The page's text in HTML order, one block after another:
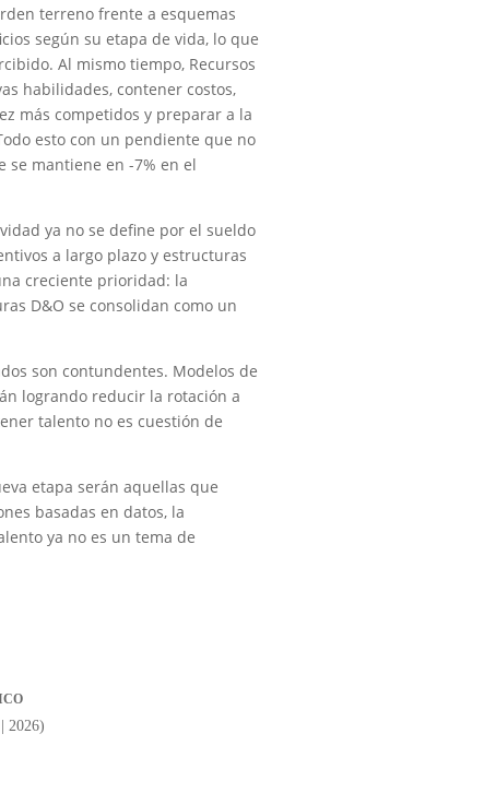
terreno frente a esquemas
según su etapa de vida, lo que
Al mismo tiempo, Recursos
habilidades, contener costos,
más competidos y preparar a la
esto con un pendiente que no
se mantiene en -7% en el
ya no se define por el sueldo
a largo plazo y estructuras
creciente prioridad: la
D&O se consolidan como un
son contundentes. Modelos de
logrando reducir la rotación a
talento no es cuestión de
etapa serán aquellas que
basadas en datos, la
ya no es un tema de
2026)